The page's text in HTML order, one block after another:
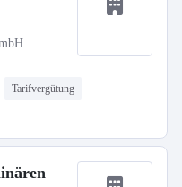
Tarifvergütung